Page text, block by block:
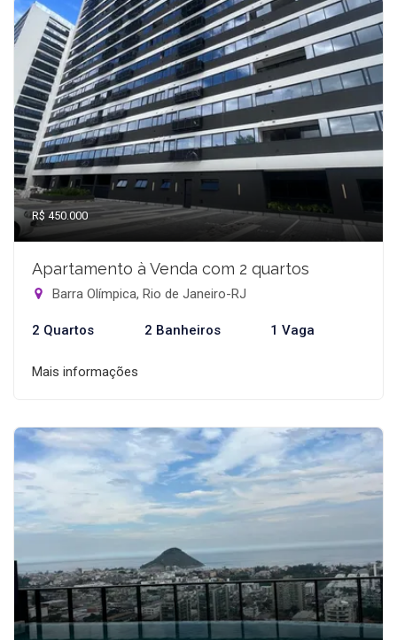
R$ 450.000
Apartamento à Venda com 2 quartos
Barra Olímpica, Rio de Janeiro-RJ
2 Quartos 2 Banheiros 1 Vaga
Mais informações